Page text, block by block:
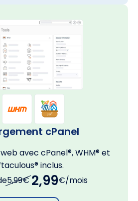
cPanel
avec cPanel®, WHM® et
inclus.
5,99€ 2,99€/mois